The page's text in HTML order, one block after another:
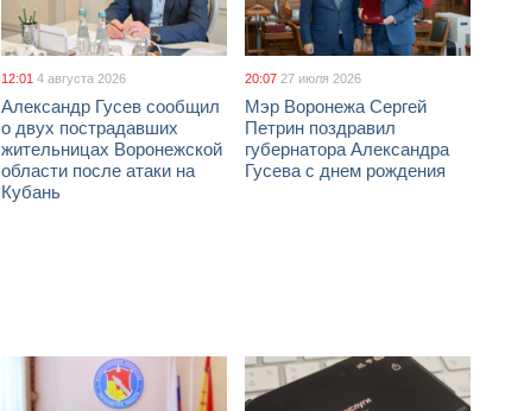
12:01 4 августа 2026
Александр Гусев сообщил
о двух пострадавших
жительницах Воронежской
области после атаки на
Кубань
20:07 27 июля 2026
Мэр Воронежа Сергей
Петрин поздравил
губернатора Александра
Гусева с днем рождения